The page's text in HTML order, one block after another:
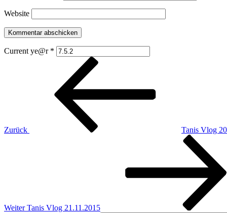
Website
Current ye@r *
Beitragsnavigation
Zurück
Tanis Vlog
Weiter Tanis Vlog 21.11.2015